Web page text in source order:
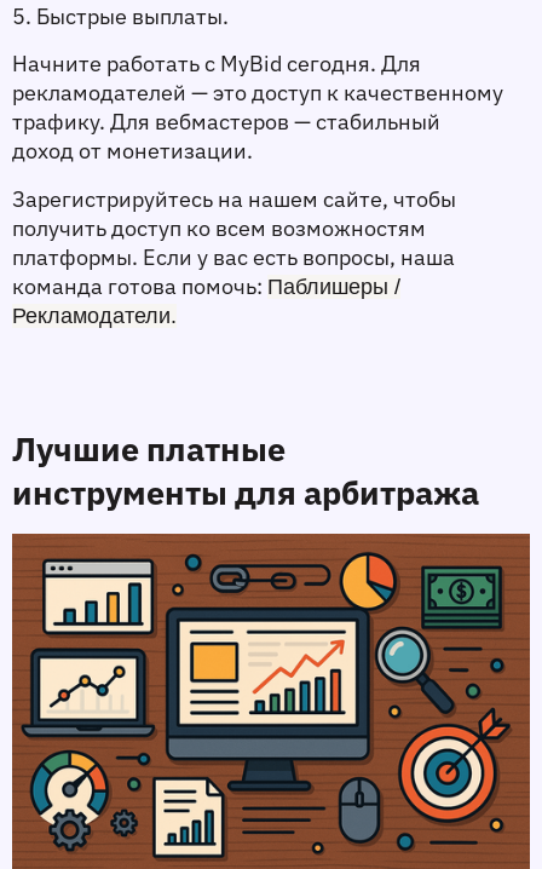
5. Быстрые выплаты.
Начните работать с MyBid сегодня. Для
рекламодателей — это доступ к качественному
трафику. Для вебмастеров — стабильный
доход от монетизации.
Зарегистрируйтесь на нашем сайте, чтобы
получить доступ ко всем возможностям
платформы. Если у вас есть вопросы, наша
команда готова помочь: Паблишеры /
Рекламодатели.
Лучшие платные
инструменты для арбитража